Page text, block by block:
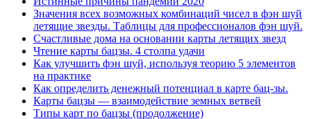
Значения всех возможных комбинаций чисел в фэн шуй
летящие звезды. Таблицы для профессионалов фэн шуй.
Счастливые дома на основании карты летящих звезд
Чтение карты бацзы. 4 столпа удачи
Как улучшить фэн шуй, используя теорию 5 элементов
на практике
Как определить денежный потенциал в карте бац-зы.
Карты бацзы — взаимодействие земных ветвей
Типы карт по бацзы (продолжение)